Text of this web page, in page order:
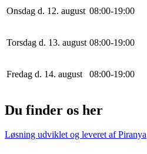
Onsdag d. 12. august 08:00-19:00
Torsdag d. 13. august 08:00-19:00
Fredag d. 14. august 08:00-19:00
Du finder os her
Løsning udviklet og leveret afPiranya